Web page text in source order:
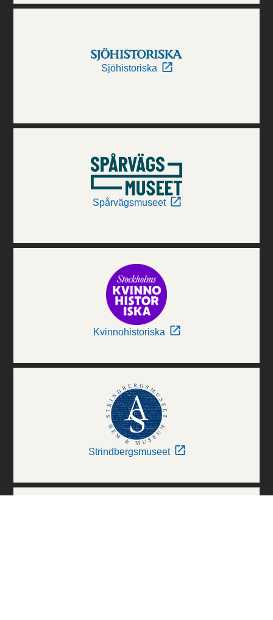
Sjöhistoriska
Spårvägsmuseet
Kvinnohistoriska
Strindbergsmuseet